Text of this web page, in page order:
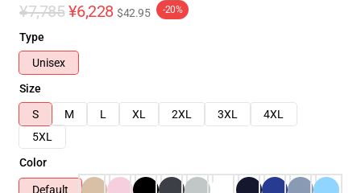
¥7,785 ¥6,228 $42.95 -20%
Type
Unisex
Size
S
M L XL 2XL 3XL
4XL
5XL
Color
Default